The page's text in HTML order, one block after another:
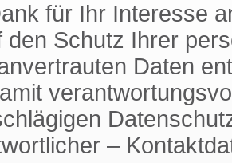
für Ihr Interesse
den Schutz Ihrer
Daten
–